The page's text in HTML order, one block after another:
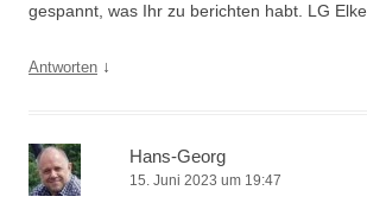
gespannt, was Ihr zu berichten habt. LG Elke
Antworten ↓
Hans-Georg
15. Juni 2023 um 19:47